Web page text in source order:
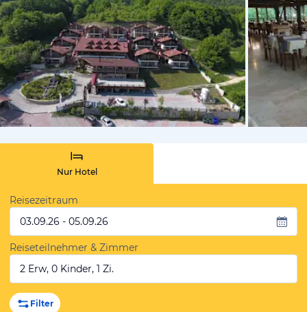
Nur Hotel
Reisezeitraum
03.09.26 - 05.09.26
Reiseteilnehmer & Zimmer
2 Erw, 0 Kinder, 1 Zi.
Filter